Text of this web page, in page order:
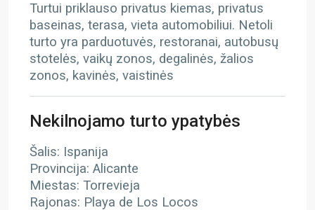
Turtui priklauso privatus kiemas, privatus
baseinas, terasa, vieta automobiliui. Netoli
turto yra parduotuvės, restoranai, autobusų
stotelės, vaikų zonos, degalinės, žalios
zonos, kavinės, vaistinės
Nekilnojamo turto ypatybės
Šalis: Ispanija
Provincija: Alicante
Miestas: Torrevieja
Rajonas: Playa de Los Locos